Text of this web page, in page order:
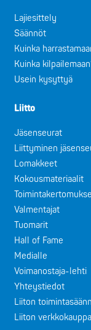
Lajiesittely
Säännöt
Kuinka
Kuinka
Usein kysyttyä
Liitto
Jäsenseurat
Liittyminen
Lomakkeet
Kokousmateriaalit
Valmentajat
Tuomarit
Hall of Fame
Medialle
Voimanostaja-lehti
Yhteystiedot
Liiton
Liiton verkkokauppa